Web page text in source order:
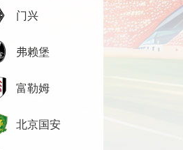
门兴
弗赖堡
富勒姆
北京国安